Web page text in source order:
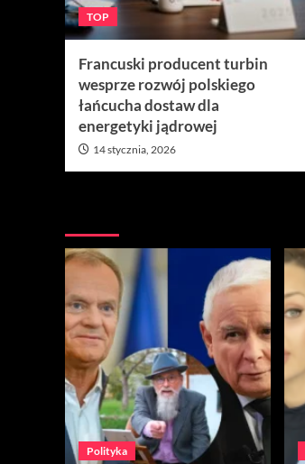
TOP
Francuski producent turbin
wesprze rozwój polskiego
łańcucha dostaw dla
energetyki jądrowej
14 stycznia, 2026
Polityka